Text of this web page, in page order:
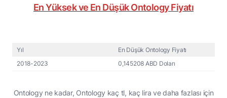
En Yüksek ve En Düşük Ontology Fiyatı
Yıl
En Düşük Ontology Fiyatı
2018-2023
0,145208 ABD Doları
Ontology ne kadar, Ontology kaç tl, kaç lira ve daha fazlası için